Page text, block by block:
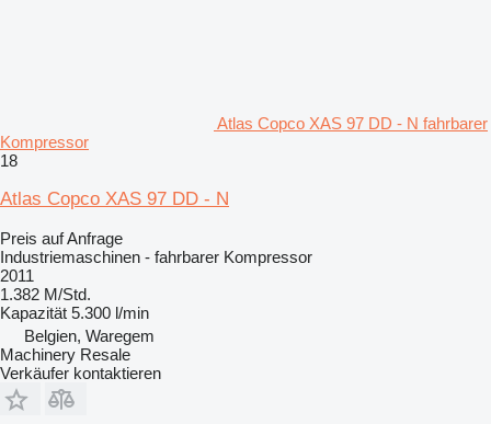
Atlas Copco XAS 97 DD - N fahrbarer
Kompressor
18
Atlas Copco XAS 97 DD - N
Preis auf Anfrage
Industriemaschinen - fahrbarer Kompressor
2011
1.382 M/Std.
Kapazität 5.300 l/min
Belgien, Waregem
Machinery Resale
Verkäufer kontaktieren